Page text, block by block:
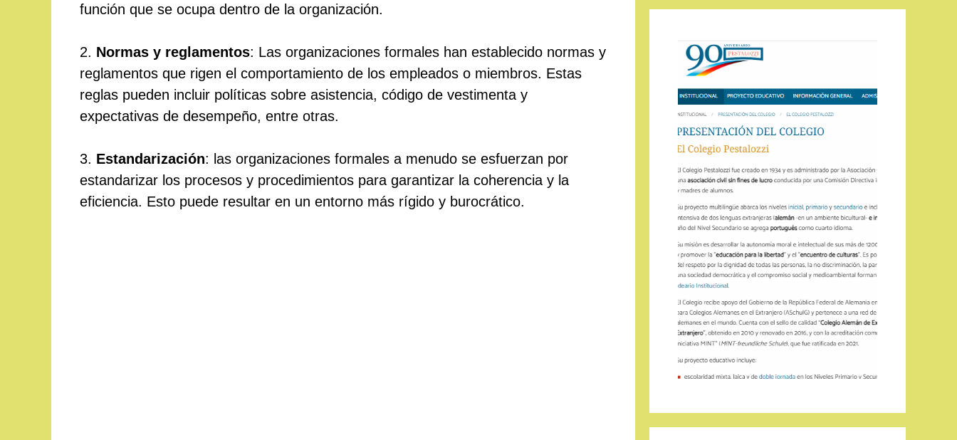
función que se ocupa dentro de la organización.
2. Normas y reglamentos: Las organizaciones formales han establecido normas y
reglamentos que rigen el comportamiento de los empleados o miembros. Estas
reglas pueden incluir políticas sobre asistencia, código de vestimenta y
expectativas de desempeño, entre otras.
3. Estandarización: las organizaciones formales a menudo se esfuerzan por
estandarizar los procesos y procedimientos para garantizar la coherencia y la
eficiencia. Esto puede resultar en un entorno más rígido y burocrático.